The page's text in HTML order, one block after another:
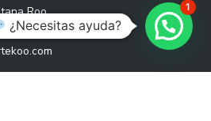
Roo.
¿Necesitas ayuda?
1